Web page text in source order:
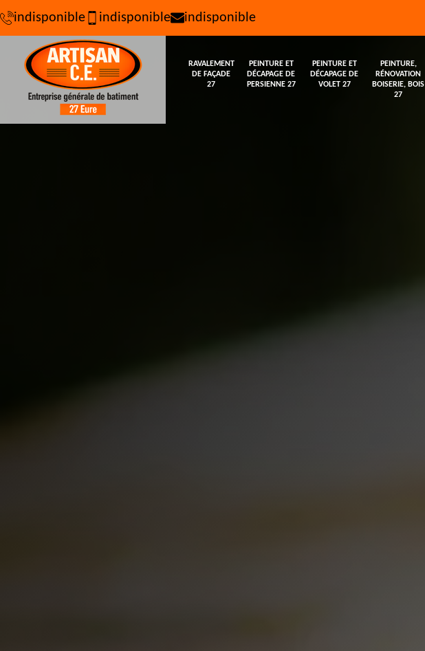
indisponible indisponible indisponible
RAVALEMENT
DE FAÇADE
27
PEINTURE ET
DÉCAPAGE DE
PERSIENNE 27
PEINTURE ET
DÉCAPAGE DE
VOLET 27
PEINTURE,
RÉNOVATION
BOISERIE, BOIS
27